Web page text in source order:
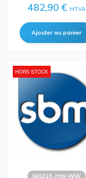
482,90 € HTVA
HORS STOCK
MG21E-HW-WW